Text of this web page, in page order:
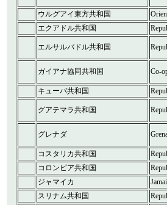
ウルグアイ東方共和国
エクアドル共和国
エルサルバドル共和国
ガイアナ協同共和国 Co-
キューバ共和国
グアテマラ共和国
グレナダ
コスタリカ共和国
コロンビア共和国
ジャマイカ
スリナム共和国